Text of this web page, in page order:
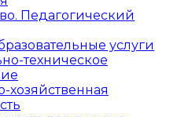
Педагогический
услуги
техническое
хозяйственная